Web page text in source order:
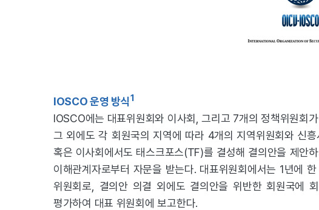
IOSCO 운영 방식1
IOSCO에는 대표위원회와 이사회, 그리고 7개의 정책위원회
그 외에도 각 회원국의 지역에 따라 4개의 지역위원회와 신
혹은 이사회에서도 태스크포스(TF)를 결성해 결의안을 제안
이해관계자로부터 자문을 받는다. 대표위원회에서는 1년에
위원회로, 결의안 의결 외에도 결의안을 위반한 회원국에
평가하여 대표 위원회에 보고한다.